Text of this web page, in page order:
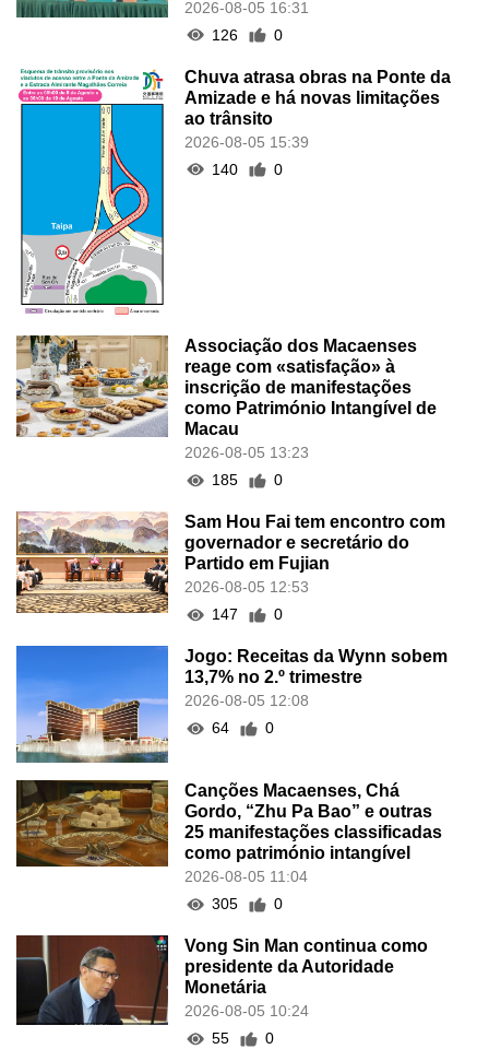
2026-08-05 16:31
126
0
Chuva atrasa obras na Ponte da
Amizade e há novas limitações
ao trânsito
2026-08-05 15:39
140
0
Associação dos Macaenses
reage com «satisfação» à
inscrição de manifestações
como Património Intangível de
Macau
2026-08-05 13:23
185
0
Sam Hou Fai tem encontro com
governador e secretário do
Partido em Fujian
2026-08-05 12:53
147
0
Jogo: Receitas da Wynn sobem
13,7% no 2.º trimestre
2026-08-05 12:08
64
0
Canções Macaenses, Chá
Gordo, “Zhu Pa Bao” e outras
25 manifestações classificadas
como património intangível
2026-08-05 11:04
305
0
Vong Sin Man continua como
presidente da Autoridade
Monetária
2026-08-05 10:24
55
0